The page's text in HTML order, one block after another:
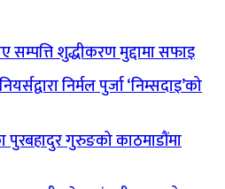
शुद्धीकरण मुद्दामा सफाइ
निर्मल पुर्जा ‘निम्सदाइ’को
पुरबहादुर गुरुङको काठमाडौंमा